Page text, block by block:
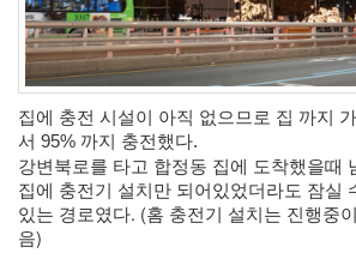
집에 충전 시설이 아직 없으므로 집 까지
서 95% 까지 충전했다.
강변북로를 타고 합정동 집에 도착했을때
집에 충전기 설치만 되어있었더라도 잠실
있는 경로였다. (홈 충전기 설치는 진행중
음)